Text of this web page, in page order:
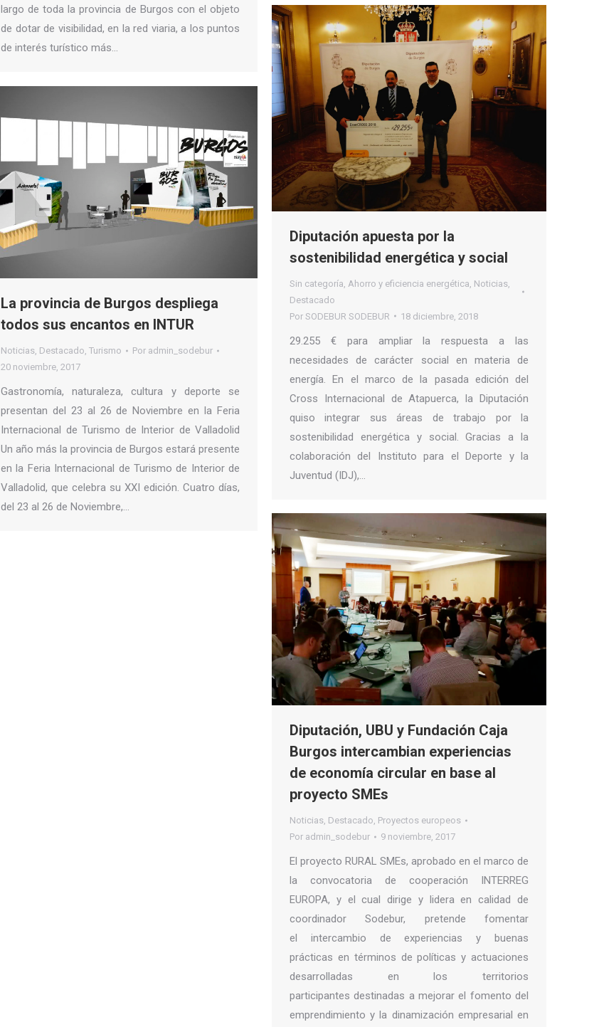
largo de toda la provincia de Burgos con el objeto
de dotar de visibilidad, en la red viaria, a los puntos
de interés turístico más…
Diputación apuesta por la
sostenibilidad energética y social
Sin categoría Ahorro y eficiencia energética Noticias
Destacado
Por SODEBUR SODEBUR 18 diciembre, 2018
29.255 € para ampliar la respuesta a las
necesidades de carácter social en materia de
energía. En el marco de la pasada edición del
Cross Internacional de Atapuerca, la Diputación
quiso integrar sus áreas de trabajo por la
sostenibilidad energética y social. Gracias a la
colaboración del Instituto para el Deporte y la
Juventud (IDJ),…
La provincia de Burgos despliega
todos sus encantos en INTUR
Noticias, Destacado, Turismo Por admin_sodebur
20 noviembre, 2017
Gastronomía, naturaleza, cultura y deporte se
presentan del 23 al 26 de Noviembre en la Feria
Internacional de Turismo de Interior de Valladolid
Un año más la provincia de Burgos estará presente
en la Feria Internacional de Turismo de Interior de
Valladolid, que celebra su XXI edición. Cuatro días,
del 23 al 26 de Noviembre,…
Diputación, UBU y Fundación Caja
Burgos intercambian experiencias
de economía circular en base al
proyecto SMEs
Noticias, Destacado, Proyectos europeos
Por admin_sodebur 9 noviembre, 2017
El proyecto RURAL SMEs, aprobado en el marco de
la convocatoria de cooperación INTERREG
EUROPA, y el cual dirige y lidera en calidad de
coordinador Sodebur, pretende fomentar
el intercambio de experiencias y buenas
prácticas en términos de políticas y actuaciones
desarrolladas en los territorios
participantes destinadas a mejorar el fomento del
emprendimiento y la dinamización empresarial en